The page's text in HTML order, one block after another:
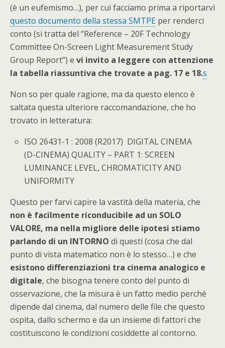
(è un eufemismo…), per cui facciamo prima a riportarvi
questo documento della stessa SMTPE per renderci
conto (si tratta del “Reference – 20F Technology
Committee On-Screen Light Measurement Study
Group Report”) e vi invito a leggere con attenzione
la tabella riassuntiva che trovate a pag. 17 e 18.s
Non so per quale ragione, ma da questo elenco è
saltata questa ulteriore raccomandazione, che ho
trovato in letteratura:
ISO 26431-1 : 2008 (R2017) DIGITAL CINEMA
(D-CINEMA) QUALITY – PART 1: SCREEN
LUMINANCE LEVEL, CHROMATICITY AND
UNIFORMITY
Questo per farvi capire la vastità della materia, che
non è facilmente riconducibile ad un SOLO
VALORE, ma nella migliore delle ipotesi stiamo
parlando di un INTORNO di questi (cosa che dal
punto di vista matematico non è lo stesso…) e che
esistono differenziazioni tra cinema analogico e
digitale, che bisogna tenere conto del punto di
osservazione, che la misura è un fatto medio perché
dipende dal cinema, dal numero delle file che questo
ospita, dallo schermo e da un insieme di fattori che
costituiscono le condizioni cosiddette al contorno.